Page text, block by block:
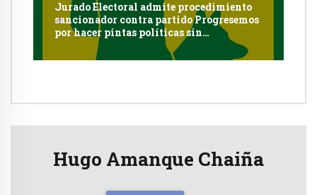
Jurado Electoral admite procedimiento
sancionador contra partido Progresemos
por hacer pintas políticas sin
autorización en Cayma
Hugo Amanque Chaiña